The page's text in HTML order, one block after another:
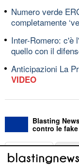
Numero verde
completamente
Inter-Romero: c'è
quello con il
Anticipazioni La
VIDEO
Blasting
contro le
ABOUT